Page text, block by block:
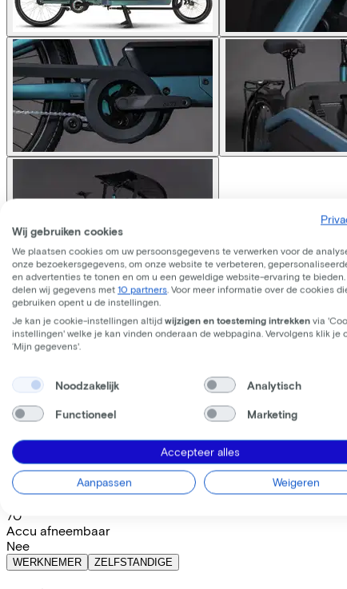
Cube CARGO HYBRID
Prijs €4.899,00
Lees meer over zakelijk leasen.
Beschikbare kleuren
Batterij opties
800 Wh
(
Frame model
Hoog
Actieradius
70
Accu afneembaar
Nee
WERKNEMER ZELFSTANDIGE
Wij gebruiken cookies
We plaatsen cookies om uw persoonsgegevens te verwerken voor de
onze bezoekersgegevens, om onze website te verbeteren,
en advertenties te tonen en om u een geweldige website-ervaring te bieden.
delen wij gegevens met 10 partners . Voor meer informatie over de cookies
gebruiken opent u de instellingen.
Je kan je cookie-instellingen altijd wijzigen en toesteming intrekken via
instellingen' welke je kan vinden onderaan de webpagina. Vervolgens klik je
‘Mijn gegevens'.
Noodzakelijk Analytisch
Functioneel Marketing
Accepteer alles
Aanpassen Weigeren